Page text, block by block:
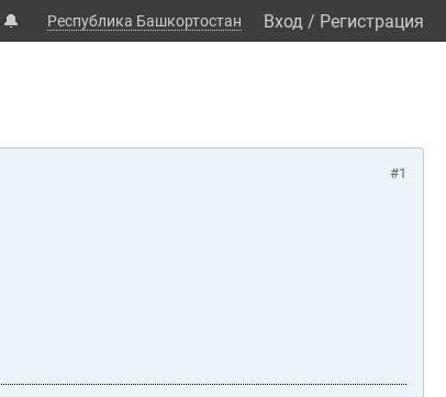
🔔 Республика Башкортостан Вход / Регистрация
#1